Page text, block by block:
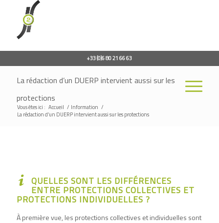
+33 (0)6 80 21 66 63
La rédaction d’un DUERP intervient aussi sur les
protections
Vous êtes ici : Accueil / Information /
La rédaction d’un DUERP intervient aussi sur les protections
QUELLES SONT LES DIFFÉRENCES
ENTRE PROTECTIONS COLLECTIVES ET
PROTECTIONS INDIVIDUELLES ?
À première vue, les protections collectives et individuelles sont